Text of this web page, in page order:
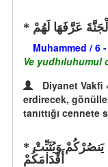
عَرَّفَهَا لَهُمْ
Muhammed / 6 -
Ve yudhıluhumul
Diyanet Vakfi
erdirecek,
tanıttığı cennete
يَا أَيُّهَا الَّذِينَ آمَنُوا إِن تَنصُرُوا اللَّهَ يَنصُرْكُمْ وَيُثَبِّتْ
أَقْدَامَكُمْ